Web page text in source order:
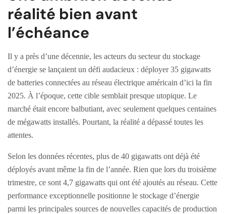
réalité bien avant
l’échéance
Il y a près d’une décennie, les acteurs du secteur du stockage
d’énergie se lançaient un défi audacieux : déployer 35 gigawatts
de batteries connectées au réseau électrique américain d’ici la fin
2025. À l’époque, cette cible semblait presque utopique. Le
marché était encore balbutiant, avec seulement quelques centaines
de mégawatts installés. Pourtant, la réalité a dépassé toutes les
attentes.
Selon les données récentes, plus de 40 gigawatts ont déjà été
déployés avant même la fin de l’année. Rien que lors du troisième
trimestre, ce sont 4,7 gigawatts qui ont été ajoutés au réseau. Cette
performance exceptionnelle positionne le stockage d’énergie
parmi les principales sources de nouvelles capacités de production